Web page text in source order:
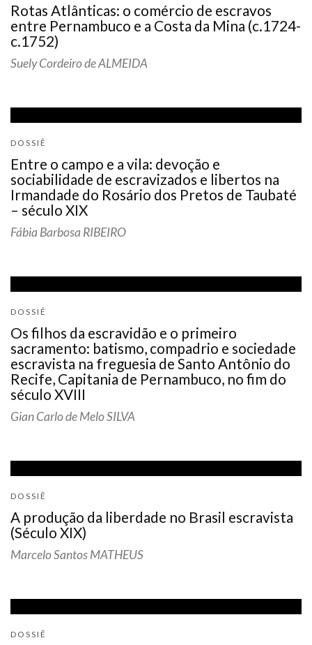
Rotas Atlânticas: o comércio de escravos
entre Pernambuco e a Costa da Mina (c.1724-
c.1752)
Suely Cordeiro de ALMEIDA
DOSSIÊ
Entre o campo e a vila: devoção e
sociabilidade de escravizados e libertos na
Irmandade do Rosário dos Pretos de Taubaté
– século XIX
Fábia Barbosa RIBEIRO
DOSSIÊ
Os filhos da escravidão e o primeiro
sacramento: batismo, compadrio e sociedade
escravista na freguesia de Santo Antônio do
Recife, Capitania de Pernambuco, no fim do
século XVIII
Gian Carlo de Melo SILVA
DOSSIÊ
A produção da liberdade no Brasil escravista
(Século XIX)
Marcelo Santos MATHEUS
DOSSIÊ